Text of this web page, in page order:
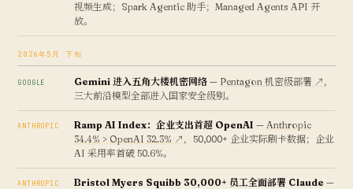
视频生成；Spark Agentic 助手；Managed Agents API 开
放。
2026年5月 下旬
GOOGLE Gemini 进入五角大楼机密网络 — Pentagon 机密级部署 ↗ ，
三大前沿模型全部进入国家安全级别。
ANTHROPIC Ramp AI Index：企业支出首超 OpenAI —Anthropic
34.4% > OpenAI 32.3% ↗ ，50,000+ 企业实际刷卡数据；企业
AI 采用率首破 50.6%。
ANTHROPIC Bristol Myers Squibb 30,000+ 员工全面部署 Claude —